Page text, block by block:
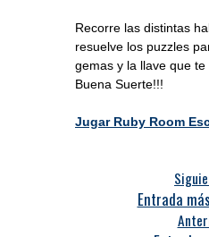
Recorre las distintas
resuelve los puzzles
gemas y la llave que
Buena Suerte!!!
Jugar Ruby Room
Entrada